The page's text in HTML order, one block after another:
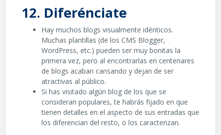
12. Diferénciate
Hay muchos blogs visualmente idénticos.
Muchas plantillas (de los CMS Blogger,
WordPress, etc.) pueden ser muy bonitas la
primera vez, pero al encontrarlas en centenares
de blogs acaban cansando y dejan de ser
atractivas al público.
Si has visitado algún blog de los que se
consideran populares, te habrás fijado en que
tienen detalles en el aspecto de sus entradas que
los diferencian del resto, o los caracterizan.